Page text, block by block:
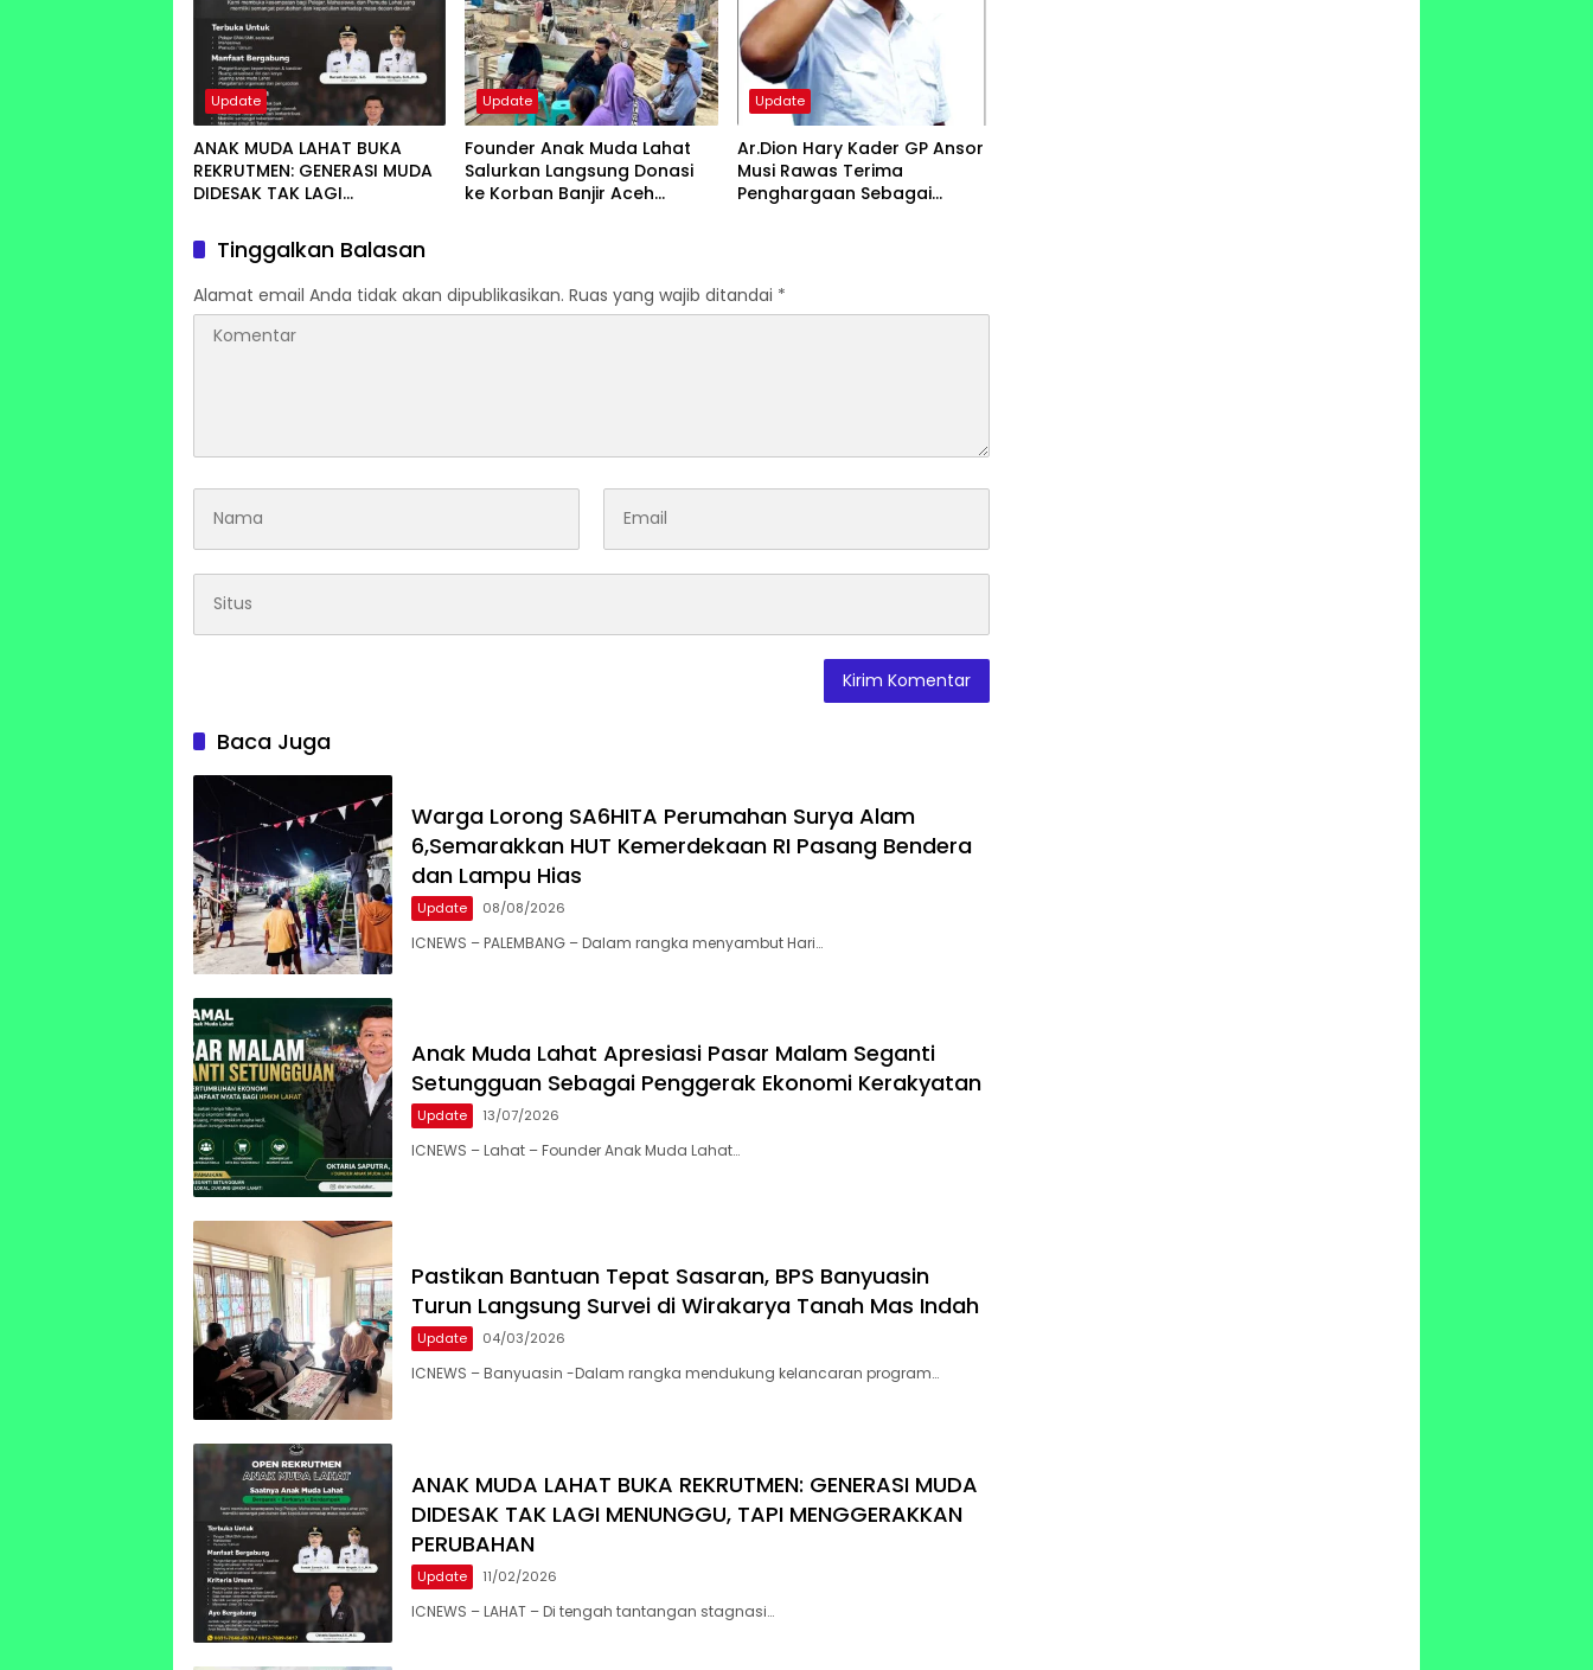
Update
ANAK MUDA LAHAT BUKA
REKRUTMEN: GENERASI MUDA
DIDESAK TAK LAGI
MENGGERAKKAN PERUBAHAN
Update
Founder Anak Muda Lahat
Salurkan Langsung Donasi
ke Korban Banjir Aceh
Update
Ar.Dion Hary Kader GP Ansor
Musi Rawas Terima
Penghargaan Sebagai
Tinggalkan Balasan
Alamat email Anda tidak akan dipublikasikan. Ruas yang wajib ditandai *
Baca Juga
Warga Lorong SA6HITA Perumahan Surya Alam
6,Semarakkan HUT Kemerdekaan RI Pasang Bendera
dan Lampu Hias
Update 08/08/2026
ICNEWS – PALEMBANG – Dalam rangka menyambut Hari…
Anak Muda Lahat Apresiasi Pasar Malam Seganti
Setungguan Sebagai Penggerak Ekonomi Kerakyatan
Update 13/07/2026
ICNEWS – Lahat – Founder Anak Muda Lahat…
Pastikan Bantuan Tepat Sasaran, BPS Banyuasin
Turun Langsung Survei di Wirakarya Tanah Mas Indah
Update 04/03/2026
ICNEWS – Banyuasin -Dalam rangka mendukung kelancaran program…
ANAK MUDA LAHAT BUKA REKRUTMEN: GENERASI MUDA
DIDESAK TAK LAGI MENUNGGU, TAPI MENGGERAKKAN
PERUBAHAN
Update 11/02/2026
ICNEWS – LAHAT – Di tengah tantangan stagnasi…